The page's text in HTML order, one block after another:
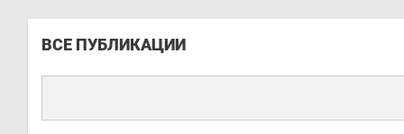
ВСЕ ПУБЛИКАЦИИ